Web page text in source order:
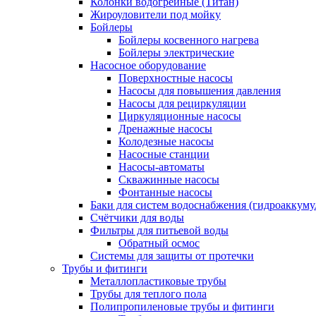
Жироуловители под мойку
Бойлеры
Бойлеры косвенного нагрева
Бойлеры электрические
Насосное оборудование
Поверхностные насосы
Насосы для повышения давления
Насосы для рециркуляции
Циркуляционные насосы
Дренажные насосы
Колодезные насосы
Насосные станции
Насосы-автоматы
Скважинные насосы
Фонтанные насосы
Баки для систем водоснабжения
Счётчики для воды
Фильтры для питьевой воды
Обратный осмос
Системы для защиты от протечки
Трубы и фитинги
Металлопластиковые трубы
Трубы для теплого пола
Полипропиленовые трубы и фитинги